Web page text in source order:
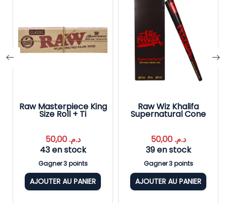
Raw Masterpiece King
Size Roll + Ti
د.م.50,00
43 en stock
Gagner 3 points
AJOUTER AU PANIER
Raw Wiz Khalifa
Supernatural Cone
د.م.50,00
39 en stock
Gagner 3 points
AJOUTER AU PANIER